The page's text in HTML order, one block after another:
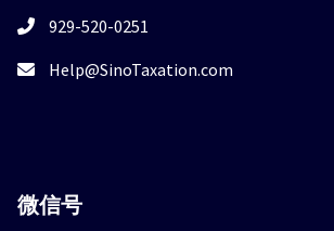
929-520-0251
Help@SinoTaxation.com
微信号